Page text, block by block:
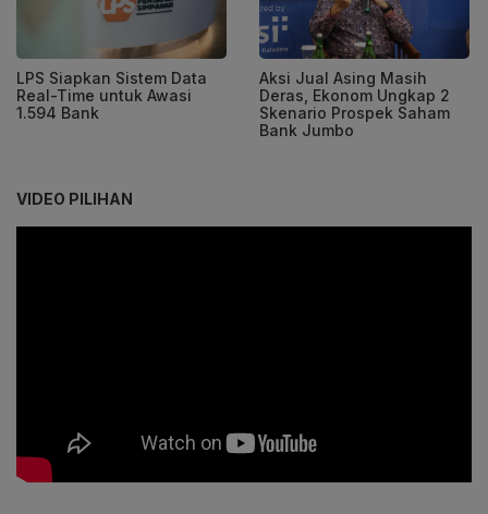
LPS Siapkan Sistem Data
Real-Time untuk Awasi
1.594 Bank
Aksi Jual Asing Masih
Deras, Ekonom Ungkap 2
Skenario Prospek Saham
Bank Jumbo
VIDEO PILIHAN